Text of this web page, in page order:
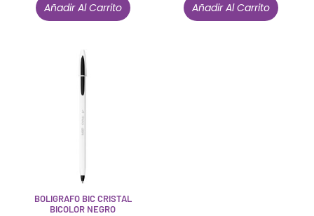
Añadir Al Carrito Añadir Al Carrito
BOLIGRAFO BIC CRISTAL
BICOLOR NEGRO